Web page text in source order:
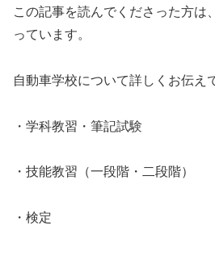
この記事を読んでくださった方は
っています。
自動車学校について詳しくお伝え
・学科教習・筆記試験
・技能教習（一段階・二段階）
・検定